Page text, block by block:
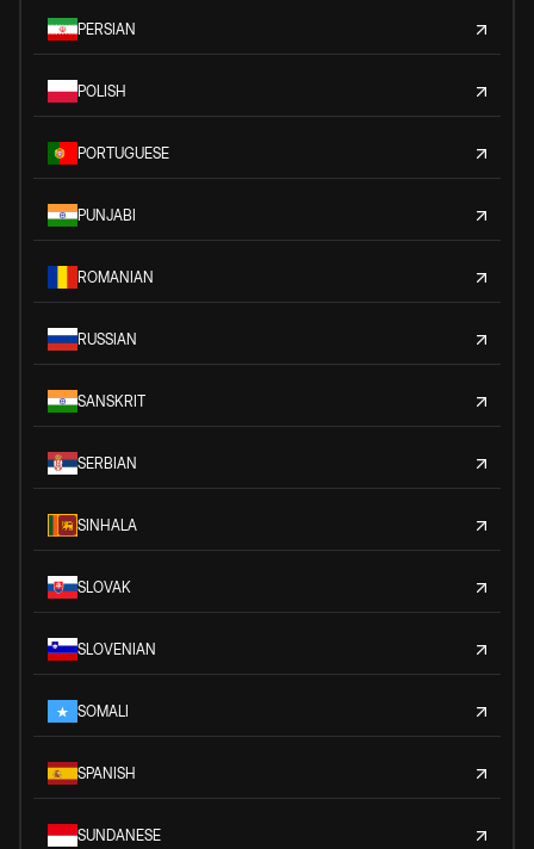
PERSIAN
POLISH
PORTUGUESE
PUNJABI
ROMANIAN
RUSSIAN
SANSKRIT
SERBIAN
SINHALA
SLOVAK
SLOVENIAN
SOMALI
SPANISH
SUNDANESE